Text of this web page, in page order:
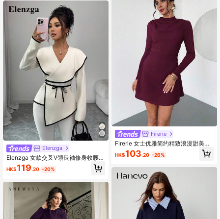
Elenzga
Elenzga 女款交叉V領長袖修身收腰拼
接撞色優雅襯衫
HK$119.20 -20%
Firerie
Firerie 女士优雅简约精致浪漫甜美日
常通勤婚礼派对音乐节节日褶皱 A 字
迷你连衣裙，红色长袖
HK$103.20 -26%